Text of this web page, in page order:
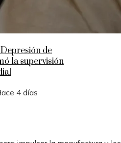
de
la supervisión
4 días